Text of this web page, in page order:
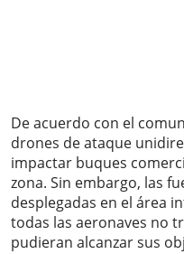
De acuerdo con el
drones de ataque
impactar buques
zona. Sin embargo, las
desplegadas en el área
todas las aeronaves no
pudieran alcanzar sus